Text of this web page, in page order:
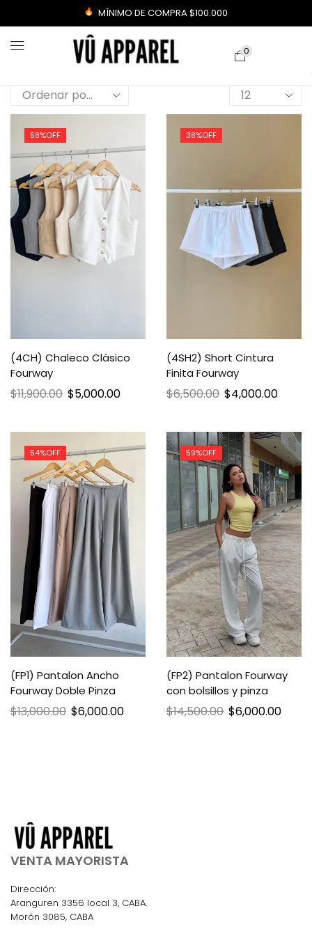
MÍNIMO DE COMPRA $100.000
0
58%OFF
(4CH) Chaleco Clásico
Fourway
$11,900.00 $5,000.00
38%OFF
(4SH2) Short Cintura
Finita Fourway
$6,500.00 $4,000.00
54%OFF
(FP1) Pantalon Ancho
Fourway Doble Pinza
$13,000.00 $6,000.00
59%OFF
(FP2) Pantalon Fourway
con bolsillos y pinza
$14,500.00 $6,000.00
VENTA MAYORISTA
Dirección:
Aranguren 3356 local 3, CABA.
Morón 3085, CABA